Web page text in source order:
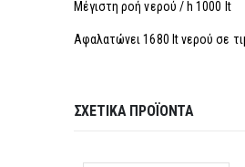
Μέγιστη ροή νερού / h 1000 lt
Αφαλατώνει 1680 lt νερού σε
ΣΧΕΤΙΚΆ ΠΡΟΪΌΝΤΑ